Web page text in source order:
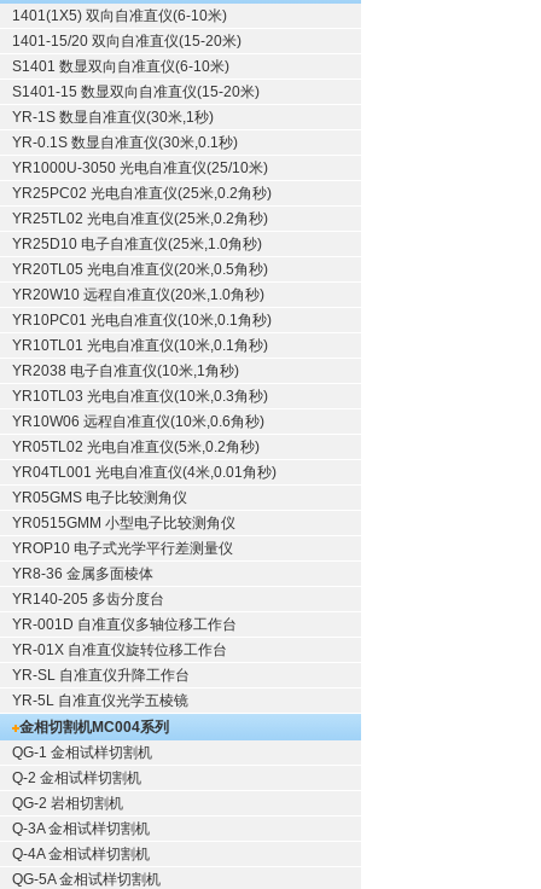
1401(1X5) 双向自准直仪(6-10米)
1401-15/20 双向自准直仪(15-20米)
S1401 数显双向自准直仪(6-10米)
S1401-15 数显双向自准直仪(15-20米)
YR-1S 数显自准直仪(30米,1秒)
YR-0.1S 数显自准直仪(30米,0.1秒)
YR1000U-3050 光电自准直仪(25/10米)
YR25PC02 光电自准直仪(25米,0.2角秒)
YR25TL02 光电自准直仪(25米,0.2角秒)
YR25D10 电子自准直仪(25米,1.0角秒)
YR20TL05 光电自准直仪(20米,0.5角秒)
YR20W10 远程自准直仪(20米,1.0角秒)
YR10PC01 光电自准直仪(10米,0.1角秒)
YR10TL01 光电自准直仪(10米,0.1角秒)
YR2038 电子自准直仪(10米,1角秒)
YR10TL03 光电自准直仪(10米,0.3角秒)
YR10W06 远程自准直仪(10米,0.6角秒)
YR05TL02 光电自准直仪(5米,0.2角秒)
YR04TL001 光电自准直仪(4米,0.01角秒)
YR05GMS 电子比较测角仪
YR0515GMM 小型电子比较测角仪
YROP10 电子式光学平行差测量仪
YR8-36 金属多面棱体
YR140-205 多齿分度台
YR-001D 自准直仪多轴位移工作台
YR-01X 自准直仪旋转位移工作台
YR-SL 自准直仪升降工作台
YR-5L 自准直仪光学五棱镜
金相切割机MC004系列
QG-1 金相试样切割机
Q-2 金相试样切割机
QG-2 岩相切割机
Q-3A 金相试样切割机
Q-4A 金相试样切割机
QG-5A 金相试样切割机